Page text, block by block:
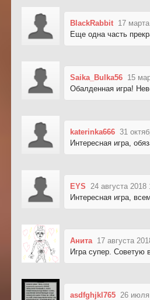
BlackRabbit 17
Еще одна часть
Saika_Bulka56 15
Обалденная игра!
katerinka666 31
Интересная игра,
EYS
24 августа 2018
Интересная игра,
Анита 17 августа
Игра супер. Советую
asdfghjkl765 26